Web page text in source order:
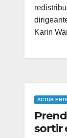
Karin
ACTUS
sortir